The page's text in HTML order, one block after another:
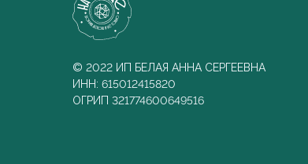
© 2022 ИП БЕЛАЯ АННА СЕРГЕЕВНА
ИНН: 615012415820
ОГРИП 321774600649516